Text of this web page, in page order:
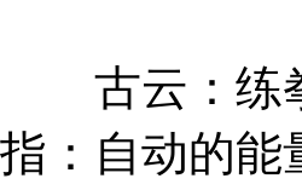
古云：练拳
指：自动的能